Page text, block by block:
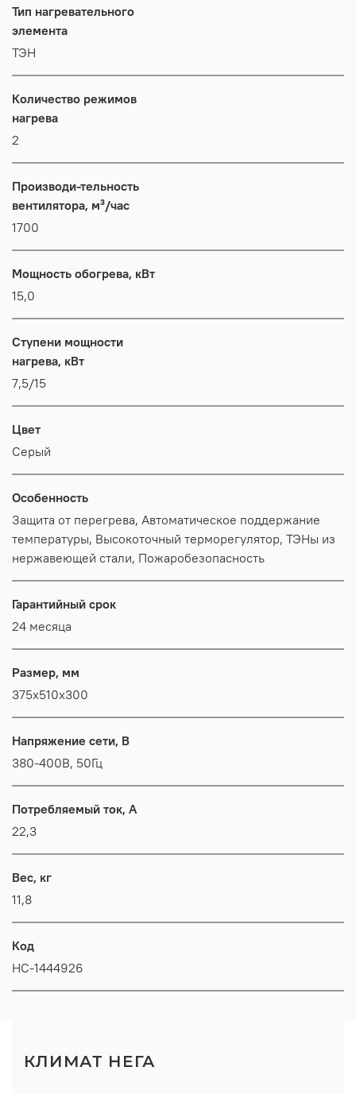
Тип нагревательного
элемента
ТЭН
Количество режимов
нагрева
2
Производи-тельность
вентилятора, м³/час
1700
Мощность обогрева, кВт
15,0
Ступени мощности
нагрева, кВт
7,5/15
Цвет
Серый
Особенность
Защита от перегрева, Автоматическое поддержание
температуры, Высокоточный терморегулятор, ТЭНы из
нержавеющей стали, Пожаробезопасность
Гарантийный срок
24 месяца
Размер, мм
375x510x300
Напряжение сети, В
380-400В, 50Гц
Потребляемый ток, А
22,3
Вес, кг
11,8
Код
НС-1444926
КЛИМАТ НЕГА